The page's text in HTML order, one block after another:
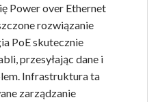
Power over Ethernet
rozwiązanie
PoE skutecznie
przesyłając dane i
Infrastruktura ta
zarządzanie